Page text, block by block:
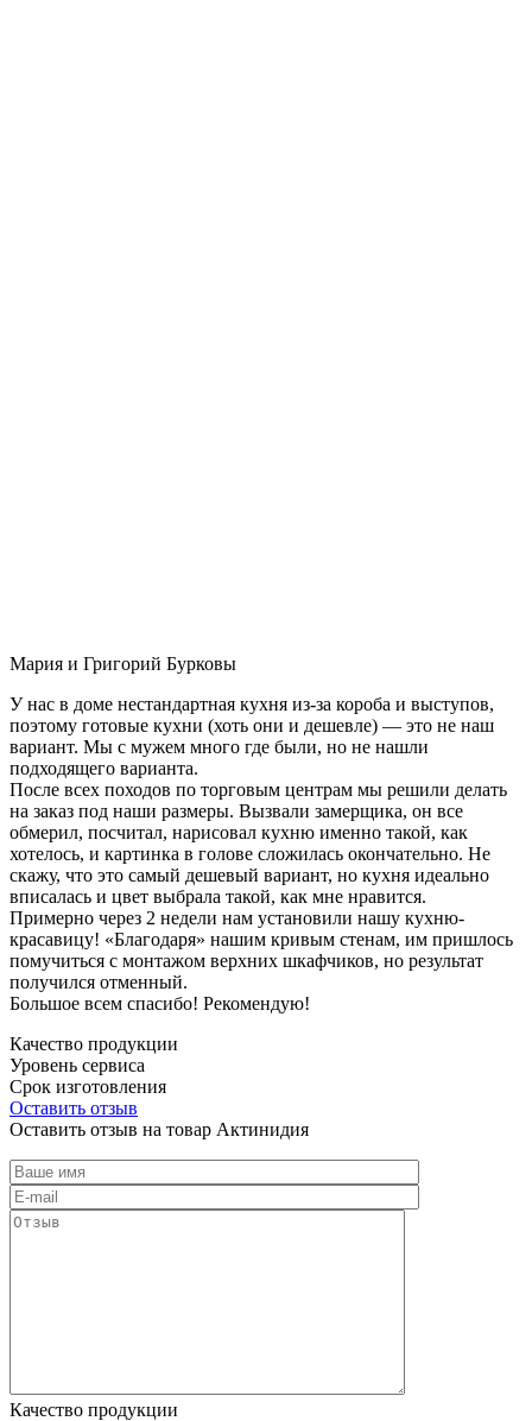
Мария и Григорий Бурковы
У нас в доме нестандартная кухня из-за короба и выступов,
поэтому готовые кухни (хоть они и дешевле) — это не наш
вариант. Мы с мужем много где были, но не нашли
подходящего варианта.
После всех походов по торговым центрам мы решили делать
на заказ под наши размеры. Вызвали замерщика, он все
обмерил, посчитал, нарисовал кухню именно такой, как
хотелось, и картинка в голове сложилась окончательно. Не
скажу, что это самый дешевый вариант, но кухня идеально
вписалась и цвет выбрала такой, как мне нравится.
Примерно через 2 недели нам установили нашу кухню-
красавицу! «Благодаря» нашим кривым стенам, им пришлось
помучиться с монтажом верхних шкафчиков, но результат
получился отменный.
Большое всем спасибо! Рекомендую!
Качество продукции
Уровень сервиса
Срок изготовления
Оставить отзыв
Оставить отзыв на товар Актинидия
Качество продукции